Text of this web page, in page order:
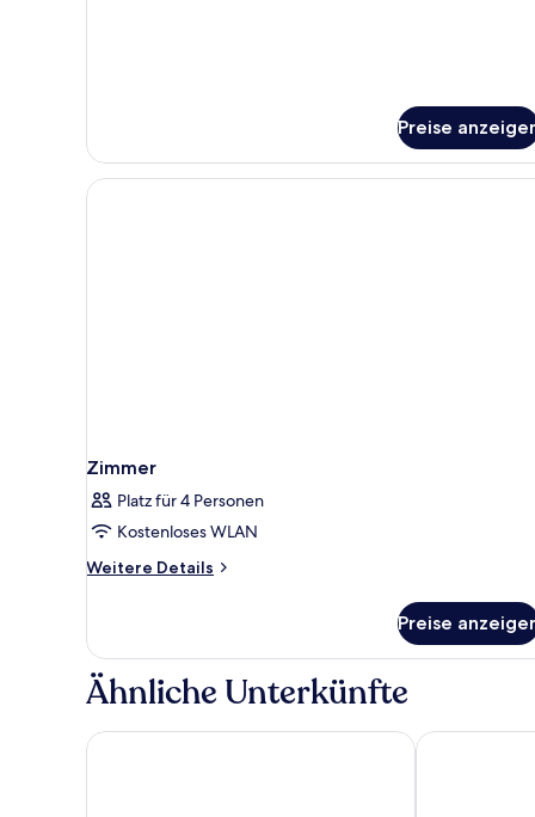
Preise
Zimmer
Platz für 4 Personen
Kostenloses WLAN
Weitere Details
Weitere
Preise
Ähnliche Unterkünfte
Hotel Albatros Plava Laguna Hotel